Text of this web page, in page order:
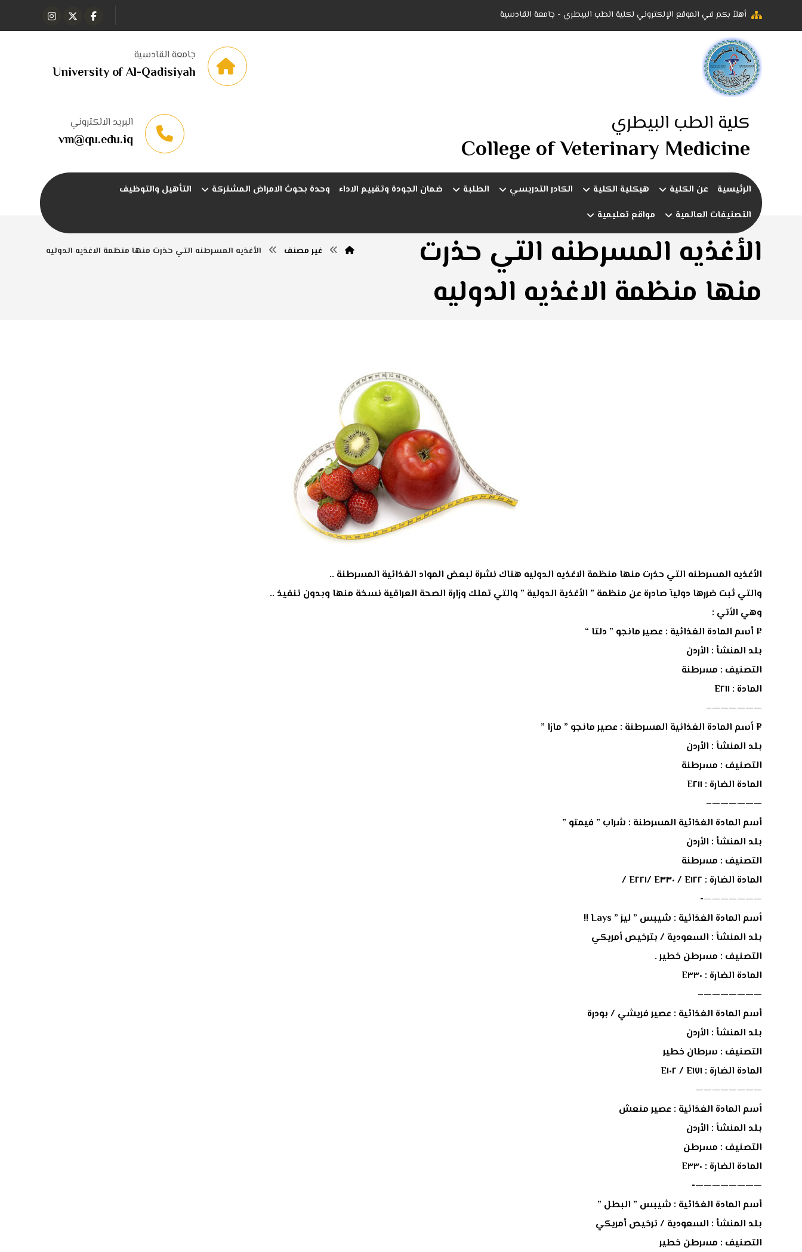
أهلاً بكم في الموقع الإلكتروني لكلية الطب البيطري - جامعة القادسية
كلية الطب البيطري
College of Veterinary Medicine
جامعة القادسية
University of Al-Qadisiyah
البريد الالكتروني
vm@qu.edu.iq
الرئيسية عن الكلية هيكلية الكلية الكادر التدريسي الطلبة ضمان الجودة وتقييم الاداء وحدة بحوث الامراض المشتركة
التأهيل والتوظيف
التصنيفات العالمية
مواقع تعليمية
الأغذيه المسرطنه التي حذرت
منها منظمة الاغذيه الدوليه
غير مصنف الأغذيه المسرطنه التي حذرت منها منظمة الاغذيه الدوليه
الأغذيه المسرطنه التي حذرت منها منظمة الاغذيه الدوليه هناك نشرة لبعض المواد الغذائية المسرطنة ..
والتي ثبت ضررها دوليآ صادرة عن منظمة ” اﻷغذية الدولية ” والتي تملك وزارة الصحة العراقية نسخة منها وبدون تنفيذ ..
وهي اﻷتي :
¤ أسم المادة الغذائية : عصير مانجو ” دلتا “
بلد المنشأ : اﻷردن
التصنيف : مسرطنة
المادة : E٢١١
——————–
¤ أسم المادة الغذائية المسرطنة : عصير مانجو ” مازا ”
بلد المنشأ : اﻷردن
التصنيف : مسرطنة
المادة الضارة : E٢١١
——————–
أسم المادة الغذائية المسرطنة : شراب ” فيمتو ”
بلد المنشأ : اﻷردن
التصنيف : مسرطنة
المادة الضارة : E١٢٢ / E٣٣٠ /E٢٢١ /
———————-
أسم المادة الغذائية : شيبس ” ليز ” Lays !!
بلد المنشأ : السعودية / بترخيص أمريكي
التصنيف : مسرطن خطير .
المادة الضارة : E٣٣٠
———————–
أسم المادة الغذائية : عصير فريشي / بودرة
بلد المنشأ : اﻷردن
التصنيف : سرطان خطير
المادة الضارة : E١٧١ / E١٠٢
————————
أسم المادة الغذائية : عصير منعش
بلد المنشأ : اﻷردن
التصنيف : مسرطن
المادة الضارة : E٣٣٠
————————-
أسم المادة الغذائية : شيبس ” البطل ”
بلد المنشأ : السعودية / ترخيص أمريكي
التصنيف : مسرطن خطير